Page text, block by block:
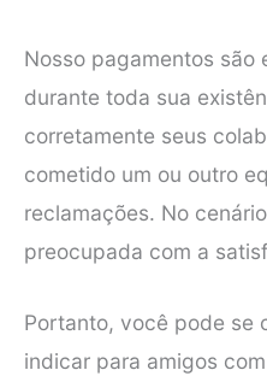
Nosso pagamentos são
durante toda sua
corretamente seus
cometido um ou outro
reclamações. No
preocupada com a
Portanto, você pode se
indicar para amigos